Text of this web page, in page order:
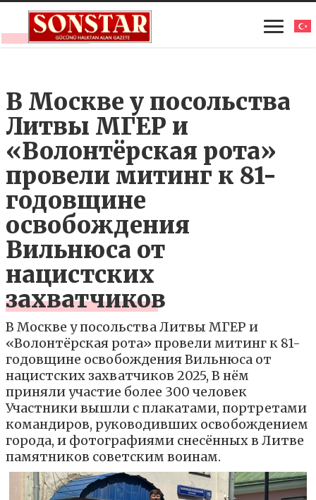
В Москве у посольства
Литвы МГЕР и
«Волонтёрская рота»
провели митинг к 81-
годовщине
освобождения
Вильнюса от
нацистских
захватчиков
В Москве у посольства Литвы МГЕР и
«Волонтёрская рота» провели митинг к 81-
годовщине освобождения Вильнюса от
нацистских захватчиков 2025, В нём
приняли участие более 300 человек
Участники вышли с плакатами, портретами
командиров, руководивших освобождением
города, и фотографиями снесённых в Литве
памятников советским воинам.